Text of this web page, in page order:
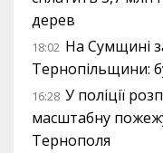
дерев
18:02 На Сумщині
Тернопільщини:
16:28 У поліції
масштабну
Тернополя